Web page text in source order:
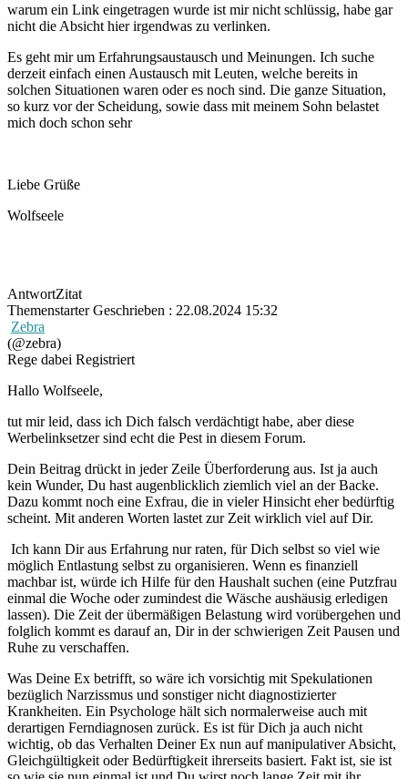
warum ein Link eingetragen wurde ist mir nicht schlüssig, habe gar
nicht die Absicht hier irgendwas zu verlinken.
Es geht mir um Erfahrungsaustausch und Meinungen. Ich suche
derzeit einfach einen Austausch mit Leuten, welche bereits in
solchen Situationen waren oder es noch sind. Die ganze Situation,
so kurz vor der Scheidung, sowie dass mit meinem Sohn belastet
mich doch schon sehr
Liebe Grüße
Wolfseele
AntwortZitat
ThemenstarterGeschrieben : 22.08.2024 15:32
Zebra
(@zebra)
Rege dabei Registriert
Hallo Wolfseele,
tut mir leid, dass ich Dich falsch verdächtigt habe, aber diese
Werbelinksetzer sind echt die Pest in diesem Forum.
Dein Beitrag drückt in jeder Zeile Überforderung aus. Ist ja auch
kein Wunder, Du hast augenblicklich ziemlich viel an der Backe.
Dazu kommt noch eine Exfrau, die in vieler Hinsicht eher bedürftig
scheint. Mit anderen Worten lastet zur Zeit wirklich viel auf Dir.
Ich kann Dir aus Erfahrung nur raten, für Dich selbst so viel wie
möglich Entlastung selbst zu organisieren. Wenn es finanziell
machbar ist, würde ich Hilfe für den Haushalt suchen (eine Putzfrau
einmal die Woche oder zumindest die Wäsche aushäusig erledigen
lassen). Die Zeit der übermäßigen Belastung wird vorübergehen und
folglich kommt es darauf an, Dir in der schwierigen Zeit Pausen und
Ruhe zu verschaffen.
Was Deine Ex betrifft, so wäre ich vorsichtig mit Spekulationen
bezüglich Narzissmus und sonstiger nicht diagnostizierter
Krankheiten. Ein Psychologe hält sich normalerweise auch mit
derartigen Ferndiagnosen zurück. Es ist für Dich ja auch nicht
wichtig, ob das Verhalten Deiner Ex nun auf manipulativer Absicht,
Gleichgültigkeit oder Bedürftigkeit ihrerseits basiert. Fakt ist, sie ist